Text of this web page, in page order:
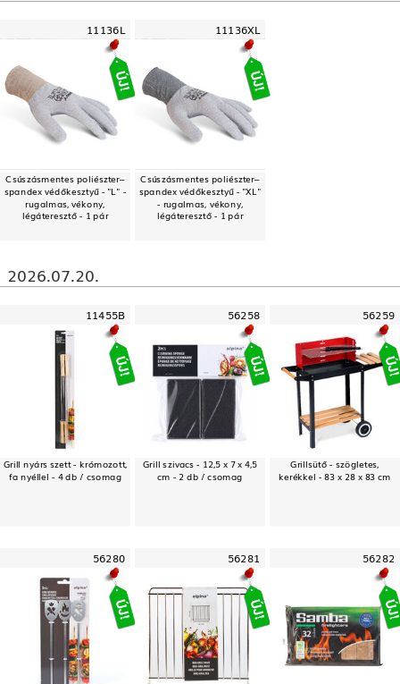
11136L
Csúszásmentes poliészter–
spandex védőkesztyű - "L" -
rugalmas, vékony,
légáteresztő - 1 pár
11136XL
Csúszásmentes poliészter–
spandex védőkesztyű - "XL"
- rugalmas, vékony,
légáteresztő - 1 pár
2026.07.20.
11455B
Grill nyárs szett - krómozott,
fa nyéllel - 4 db / csomag
56258
Grill szivacs - 12,5 x 7 x 4,5
cm - 2 db / csomag
56259
Grillsütő - szögletes,
kerékkel - 83 x 28 x 83 cm
56280 56281 56282